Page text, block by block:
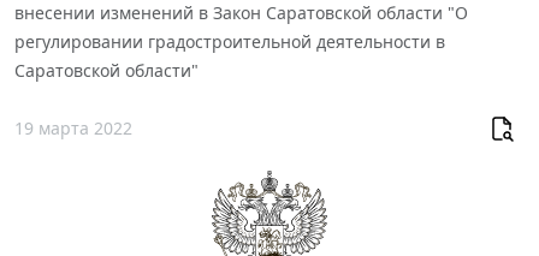
внесении изменений в Закон Саратовской области "О
регулировании градостроительной деятельности в
Саратовской области"
19 марта 2022